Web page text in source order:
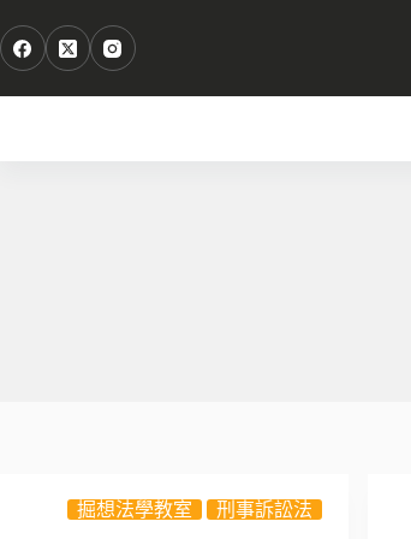
至
主
要
掘想法學教室 刑事訴訟法